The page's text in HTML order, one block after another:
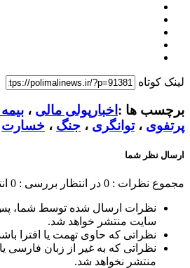
لینک کوتاه
برچسب ها : اخبارپولی مالی ، بیمه
پرتفوی ،توانگری ، جنگ ، خسارت
ارسال نظر شما
مجموع نظرات : 0 در انتظار بررسی : 0
نظرات ارسال شده توسط شما، پس
سایت منتشر خواهد شد.
نظراتی که حاوی تهمت یا افترا
نظراتی که به غیر از زبان فارسی
منتشر نخواهد شد.